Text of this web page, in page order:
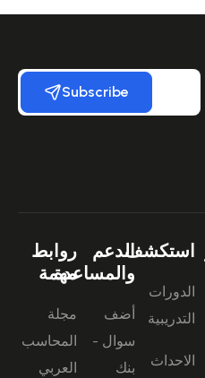
Subscribe
استكشف
الدورات
التدريبية
الاحداث
الدعم
والمساعدة
أضف
سوال -
بنك
روابط
مهمة
مجلة
المحاسب
العربي